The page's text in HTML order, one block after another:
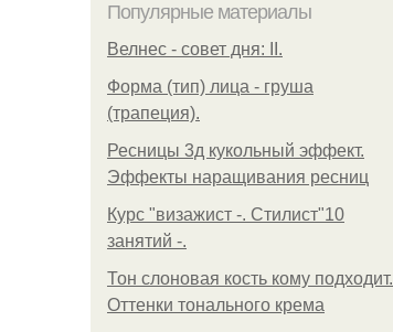
Популярные материалы
Велнес - совет дня: II.
Форма (тип) лица - груша
(трапеция).
Ресницы 3д кукольный эффект.
Эффекты наращивания ресниц
Курс "визажист -. Стилист"10
занятий -.
Тон слоновая кость кому подходит.
Оттенки тонального крема